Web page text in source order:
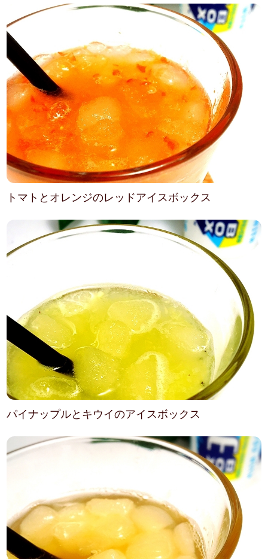
トマトとオレンジのレッドアイスボックス
パイナップルとキウイのアイスボックス